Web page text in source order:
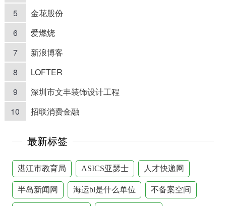
5
金花股份
6
爱燃烧
7
新浪博客
8
LOFTER
9
深圳市文丰装饰设计工程
10
招联消费金融
最新标签
湛江市教育局 ASICS亚瑟士 人才快递网
半岛新闻网 海运bl是什么单位 不备案空间